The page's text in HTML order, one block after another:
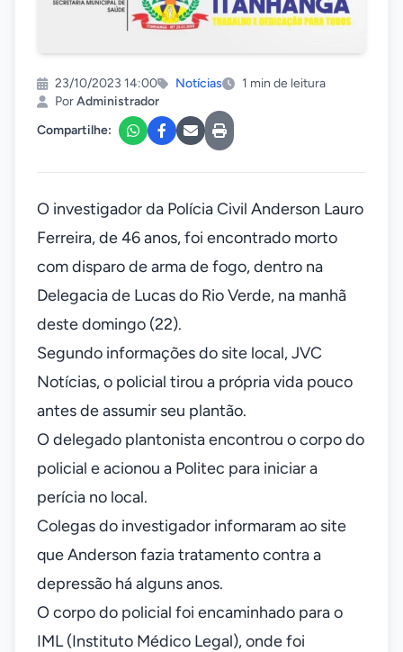
23/10/2023 14:00 Notícias
1 min de leitura
PorAdministrador
Compartilhe:
O investigador da Polícia Civil Anderson Lauro
Ferreira, de 46 anos, foi encontrado morto
com disparo de arma de fogo, dentro na
Delegacia de Lucas do Rio Verde, na manhã
deste domingo (22).
Segundo informações do site local, JVC
Notícias, o policial tirou a própria vida pouco
antes de assumir seu plantão.
O delegado plantonista encontrou o corpo do
policial e acionou a Politec para iniciar a
perícia no local.
Colegas do investigador informaram ao site
que Anderson fazia tratamento contra a
depressão há alguns anos.
O corpo do policial foi encaminhado para o
IML (Instituto Médico Legal), onde foi